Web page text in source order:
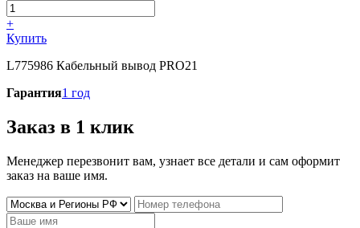
+
Купить
L775986 Кабельный вывод PRO21
Гарантия1 год
Заказ в 1 клик
Менеджер перезвонит вам, узнает все детали и сам оформит
заказ на ваше имя.